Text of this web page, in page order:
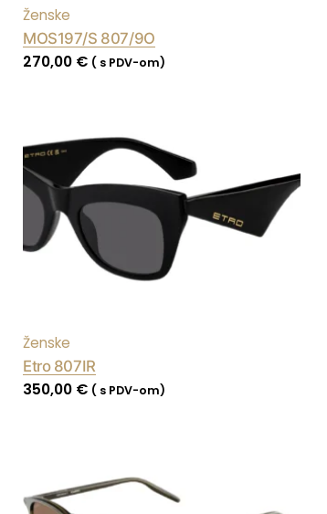
Ženske
MOS197/S 807/9O
270,00 € ( s PDV-om)
Ženske
Etro 807IR
350,00 € ( s PDV-om)